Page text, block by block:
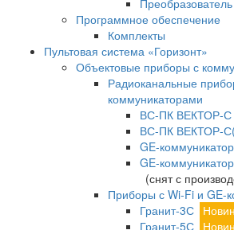
Программное обеспечение
Комплекты
Пультовая система «Горизонт»
Объектовые приборы с
Радиоканальные
коммуникаторами
ВС-ПК ВЕКТОР-С
ВС-ПК ВЕКТОР-
GE-коммуникатор
GE-
(снят с
Приборы с Wi-Fi и GE-
Гранит-3С
Гранит-5С